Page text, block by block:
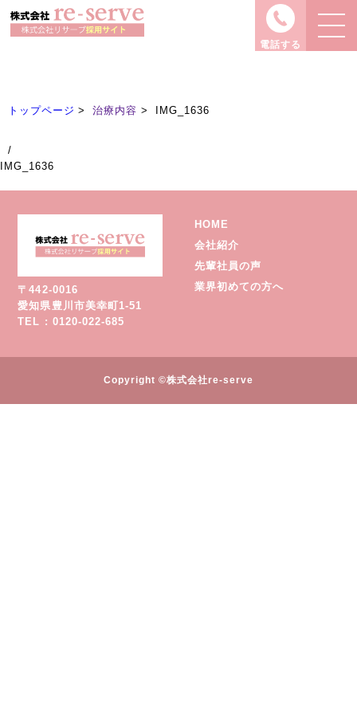
電話する
Treatment
トップページ 治療内容 IMG_1636
/
IMG_1636
〒442-0016
愛知県豊川市美幸町1-51
TEL : 0120-022-685
HOME
会社紹介
先輩社員の声
業界初めての方へ
Copyright ©株式会社re-serve